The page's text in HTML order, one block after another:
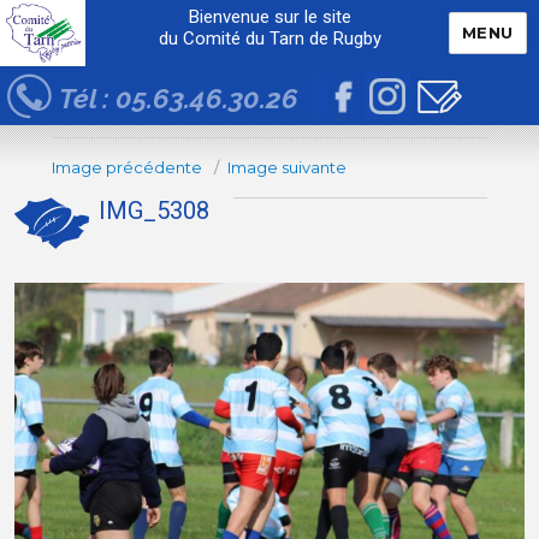
Bienvenue sur le site
du Comité du Tarn de Rugby
Tél : 05.63.46.30.26
MENU
Image précédente Image suivante
IMG_5308